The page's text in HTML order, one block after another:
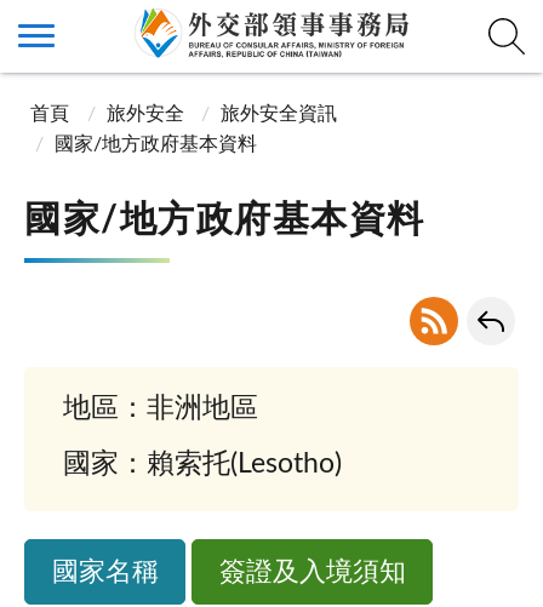
首頁 旅外安全
旅外安全資訊
國家/地方政府基本資料
國家/地方政府基本資料
地區：非洲地區
國家：賴索托(Lesotho)
國家名稱 簽證及入境須知